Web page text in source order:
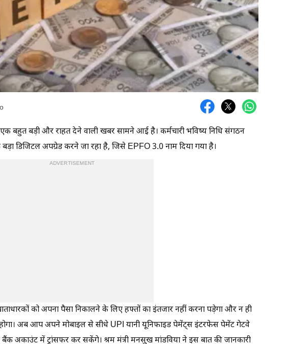
बहुत बड़ी और राहत देने वाली खबर सामने आई है। कर्मचारी भविष्य निधि संगठन
डिजिटल अपग्रेड करने जा रहा है, जिसे EPFO 3.0 नाम दिया गया है।
ADVERTISEMENT
को अपना पैसा निकालने के लिए हफ्तों का इंतजार नहीं करना पड़ेगा और न ही
अब आप अपने मोबाइल से सीधे UPI यानी यूनिफाइड पेमेंट्स इंटरफेस पेमेंट गेटवे
अकाउंट में ट्रांसफर कर सकेंगे। श्रम मंत्री मनसुख मांडविया ने इस बात की जानकारी